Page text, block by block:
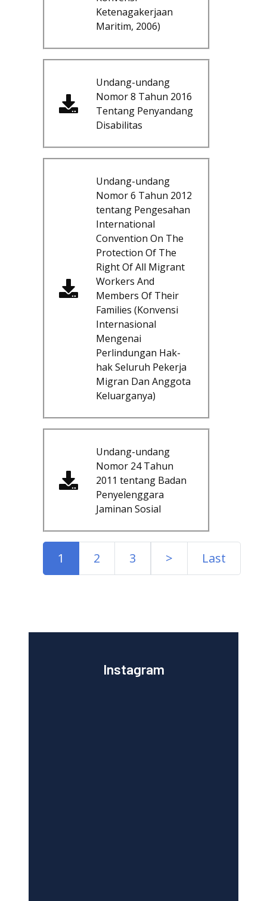
Ketenagakerjaan
Maritim, 2006)
Undang-undang
Nomor 8 Tahun 2016
Tentang Penyandang
Disabilitas
Undang-undang
Nomor 6 Tahun 2012
tentang Pengesahan
International
Convention On The
Protection Of The
Right Of All Migrant
Workers And
Members Of Their
Families (Konvensi
Internasional
Mengenai
Perlindungan Hak-
hak Seluruh Pekerja
Migran Dan Anggota
Keluarganya)
Undang-undang
Nomor 24 Tahun
2011 tentang Badan
Penyelenggara
Jaminan Sosial
1 2 3 > Last
Instagram